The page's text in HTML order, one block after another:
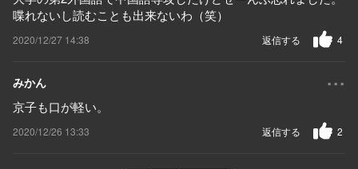
喋れないし読むことも出来ないわ（笑）
2020/12/27 14:38 4
返信する
みかん ...
京子も口が軽い。
2020/12/26 13:33 2
返信する